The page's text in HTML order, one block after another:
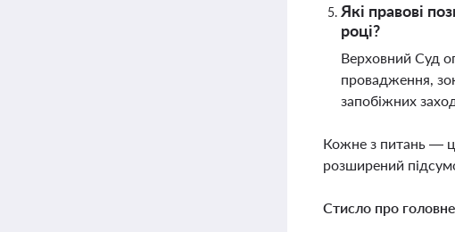
Які правові
році?
Верховний Суд
провадження,
запобіжних
Кожне з питань —
розширений
Стисло про